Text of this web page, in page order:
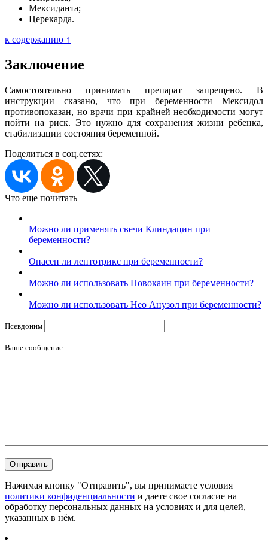
Мексиданта;
Церекарда.
к содержанию ↑
Заключение
Самостоятельно принимать препарат запрещено. В
инструкции сказано, что при беременности Мексидол
противопоказан, но врачи при крайней необходимости могут
пойти на риск. Это нужно для сохранения жизни ребенка,
стабилизации состояния беременной.
Поделиться в соц.сетях:
Что еще почитать
Можно ли применять свечи Клиндацин при
беременности?
Опасен ли лептотрикс при беременности?
Можно ли использовать Новокаин при беременности?
Можно ли использовать Нео Анузол при беременности?
Псевдоним
Ваше сообщение
Нажимая кнопку "Отправить", вы принимаете условия
политики конфиденциальности и даете свое согласие на
обработку персональных данных на условиях и для целей,
указанных в нём.